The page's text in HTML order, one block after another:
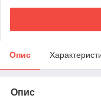
Опис
Опис